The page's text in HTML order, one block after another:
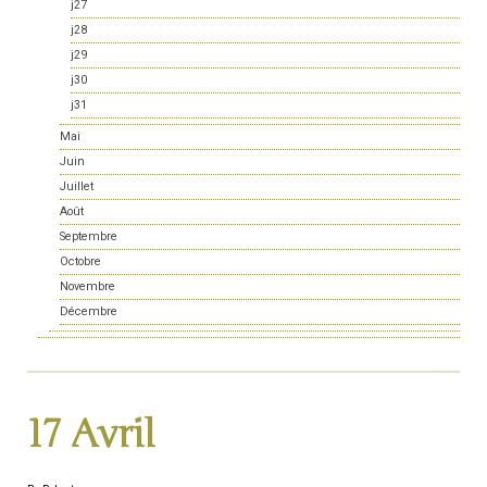
j27
j28
j29
j30
j31
Mai
Juin
Juillet
Août
Septembre
Octobre
Novembre
Décembre
17 Avril